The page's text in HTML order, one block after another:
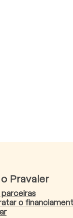
Pravaler
o